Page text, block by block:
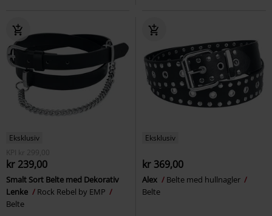
Eksklusiv
KPI
kr 299,00
kr 239,00
Smalt Sort Belte med Dekorativ
Lenke
Rock Rebel by EMP
Belte
Eksklusiv
kr 369,00
Alex
Belte med hullnagler
Belte